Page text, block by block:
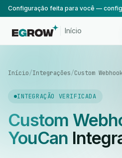
Início
Início/Integrações/Custom Webhook
INTEGRAÇÃO VERIFICADA
Custom
YouCan